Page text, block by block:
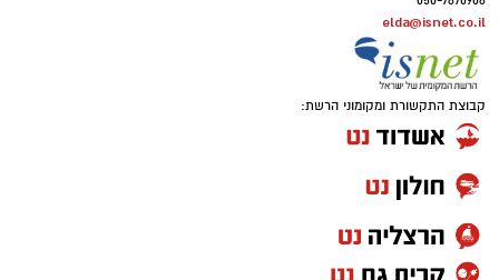
elda@isnet.co.il
קבוצת התקשורת ומקומוני הרשת: